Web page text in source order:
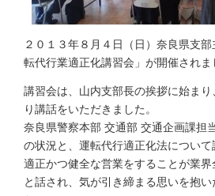
２０１３年８月４日（日）奈良県支
転代行業適正化講習会」が開催されま
講習会は、山内支部長の挨拶に始まり
り講話をいただきました。
奈良県警察本部 交通部 交通企画課担
の状況と、運転代行適正化法につい
適正かつ健全な営業をすることが業
と話され、気が引き締まる思いを抱